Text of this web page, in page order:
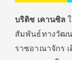
บริติช เคานซิล
สัมพันธ์ทางวัฒน
ราชอาณาจักร